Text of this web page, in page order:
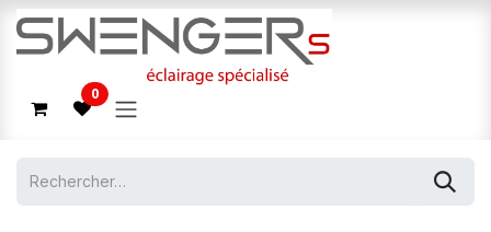
Se rendre au contenu
0